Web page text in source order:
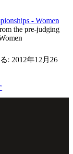
- Women
the pre-judging
: 2012年12月26